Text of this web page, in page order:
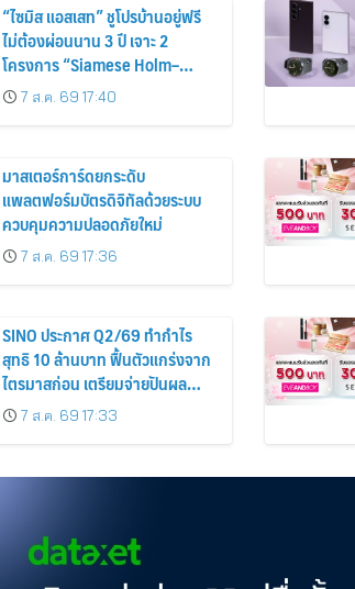
“ไซมิส แอสเสท” ชูโปรบ้านอยู่ฟรี
ไม่ต้องผ่อนนาน 3 ปี เจาะ 2
โครงการ “Siamese Holm–
Siamese Blossom” พร้อม
ส่วนลดและสิทธิพิเศษถึง 31
7 ส.ค. 69 17:40
มาสเตอร์การ์ดยกระดับ
แพลตฟอร์มบัตรดิจิทัลด้วยระบบ
ควบคุมความปลอดภัยใหม่
7 ส.ค. 69 17:36
SINO ประกาศ Q2/69 ทำกำไร
สุทธิ 10 ล้านบาท ฟื้นตัวแกร่งจาก
ไตรมาสก่อน เตรียมจ่ายปันผล
ระหว่างกาล 0.014423 บาทต่อหุ้น
ครึ่งปีหลังมุ่งเติบโตต่อเนื่อง
7 ส.ค. 69 17:33